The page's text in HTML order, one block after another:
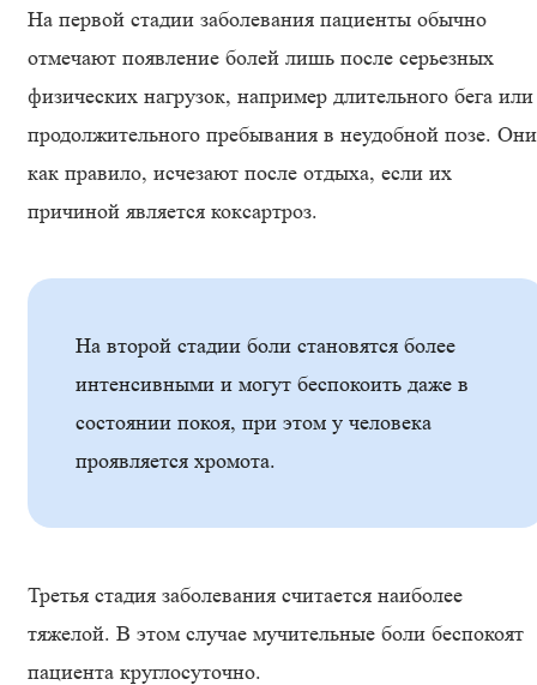
На первой стадии заболевания пациенты обычно
отмечают появление болей лишь после серьезных
физических нагрузок, например длительного бега или
продолжительного пребывания в неудобной позе.
как правило, исчезают после отдыха, если их
причиной является коксартроз.
На второй стадии боли становятся более
интенсивными и могут беспокоить даже в
состоянии покоя, при этом у человека
проявляется хромота.
Третья стадия заболевания считается наиболее
тяжелой. В этом случае мучительные боли беспокоят
пациента круглосуточно.